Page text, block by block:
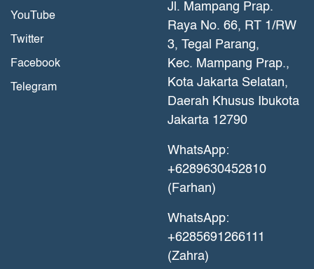
YouTube
Twitter
Facebook
Telegram
Jl. Mampang Prap.
Raya No. 66, RT 1/RW
3, Tegal Parang,
Kec. Mampang Prap.,
Kota Jakarta Selatan,
Daerah Khusus Ibukota
Jakarta 12790
WhatsApp:
+6289630452810
(Farhan)
WhatsApp:
+6285691266111
(Zahra)